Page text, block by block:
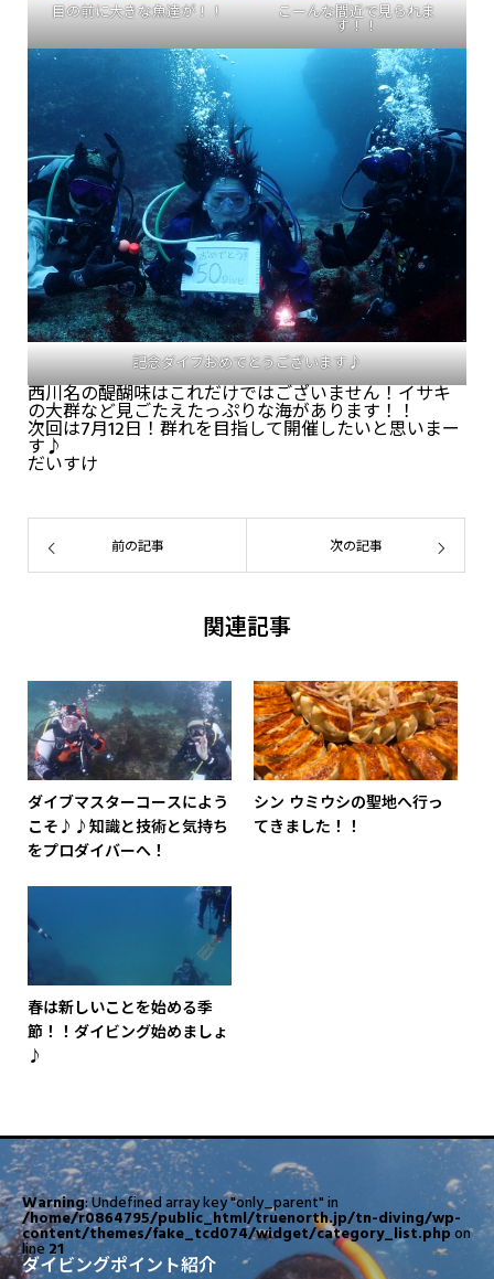
目の前に大きな魚達が！！ こーんな間近で見られま
す！！
記念ダイブおめでとうございます♪
西川名の醍醐味はこれだけではございません！イサキ
の大群など見ごたえたっぷりな海があります！！
次回は7月12日！群れを目指して開催したいと思いまー
す♪
だいすけ
前の記事 次の記事
関連記事
ダイブマスターコースによう
こそ♪♪知識と技術と気持ち
をプロダイバーへ！
シン ウミウシの聖地へ行っ
てきました！！
春は新しいことを始める季
節！！ダイビング始めましょ
♪
Warning: Undefined array key "only_parent" in
/home/r0864795/public_html/truenorth.jp/tn-diving/wp-
content/themes/fake_tcd074/widget/category_list.php on
line 21
ダイビングポイント紹介